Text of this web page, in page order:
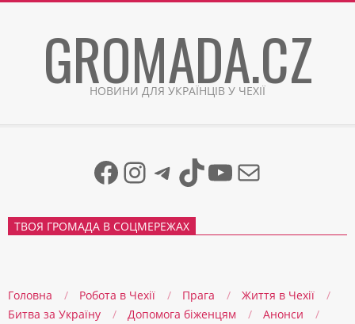
GROMADA.CZ
НОВИНИ ДЛЯ УКРАЇНЦІВ У ЧЕХІЇ
Facebook
Instagram
Telegram
TikTok
YouTube
Mail
ТВОЯ ГРОМАДА В СОЦМЕРЕЖАХ
Головна Робота в Чехії Прага
Життя в Чеxії
Битва за Україну
Допомога біженцям
Анонси